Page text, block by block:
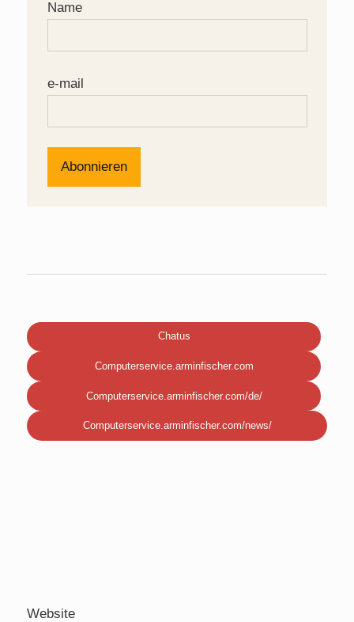
Name
e-mail
Chatus
Computerservice.arminfischer.com
Computerservice.arminfischer.com/de/
Computerservice.arminfischer.com/news/
Website